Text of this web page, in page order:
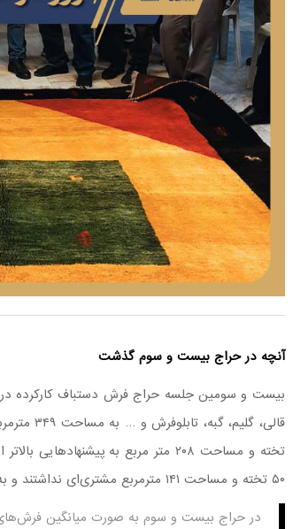
آنچه در حراج بیست و سوم گذشت
۵۰ تخته و مساحت ۱۴۱ مترمربع مشتری‌ای نداشتند و به انبار حراج بازگشتند.
در حراج بیست و سوم به صورت میانگین فرش‌های فروخته شده ۲۵ درصد از